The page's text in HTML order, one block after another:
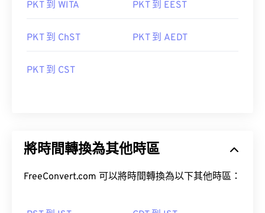
PKT 到 WITA PKT 到 EEST
PKT 到 ChST PKT 到 AEDT
PKT 到 CST
將時間轉換為其他時區
FreeConvert.com 可以將時間轉換為以下其他時區：